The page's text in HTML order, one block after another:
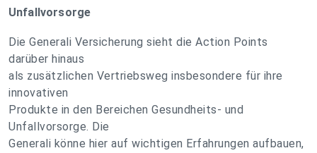
Unfallvorsorge
Die Generali Versicherung sieht die Action Points
darüber hinaus
als zusätzlichen Vertriebsweg insbesondere für ihre
innovativen
Produkte in den Bereichen Gesundheits- und
Unfallvorsorge. Die
Generali könne hier auf wichtigen Erfahrungen aufbauen,